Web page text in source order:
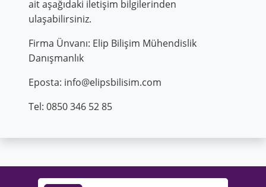
ait aşağıdaki iletişim bilgilerinden
ulaşabilirsiniz.
Firma Ünvanı: Elip Bilişim Mühendislik
Danışmanlık
Eposta: info@elipsbilisim.com
Tel: 0850 346 52 85